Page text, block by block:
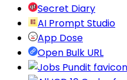
Secret Diary
AI Prompt Studio
App Dose
Open Bulk URL